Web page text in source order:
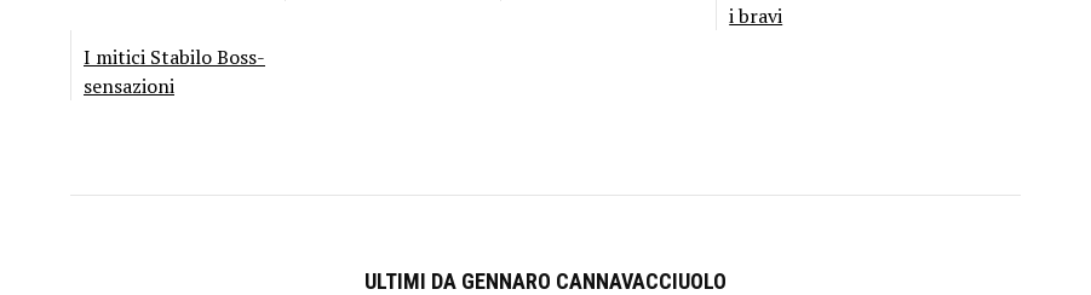
i bravi
I mitici Stabilo Boss-
sensazioni
ULTIMI DA GENNARO CANNAVACCIUOLO